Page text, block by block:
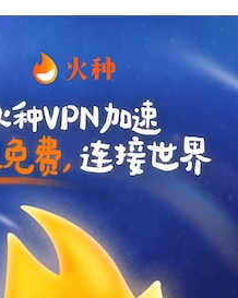
支持 [0] 反对[0]
支持[0] 反对